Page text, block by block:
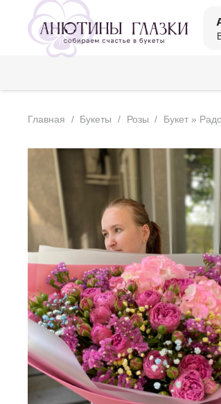
Главная / Букеты / Розы / Букет »